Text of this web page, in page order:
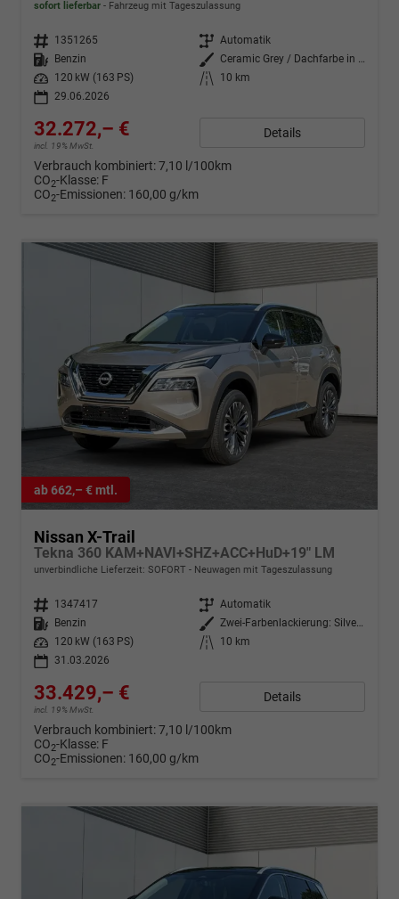
sofort lieferbar Fahrzeug mit Tageszulassung
Fahrzeugnr. 1351265 Getriebe Automatik
Kraftstoff
Benzin Außenfarbe
Ceramic Grey / Dachfarbe in Schw
Leistung
120 kW (163 PS) Kilometerstand
10 km
29.06.2026
32.272,– €
incl. 19% MwSt.
Details
Verbrauch kombiniert:7,10 l/100km
CO2-Klasse: F
CO2-Emissionen: 160,00 g/km
ab 662,– € mtl.
Nissan X-Trail
Tekna 360 KAM+NAVI+SHZ+ACC+HuD+19" LM
unverbindliche Lieferzeit: SOFORT Neuwagen mit Tageszulassung
Fahrzeugnr. 1347417 Getriebe Automatik
Kraftstoff
Benzin Außenfarbe
Zwei-Farbenlackierung: Silver/ Diamond Black
Leistung
120 kW (163 PS) Kilometerstand
10 km
31.03.2026
33.429,– €
incl. 19% MwSt.
Details
Verbrauch kombiniert:7,10 l/100km
CO2-Klasse: F
CO2-Emissionen: 160,00 g/km